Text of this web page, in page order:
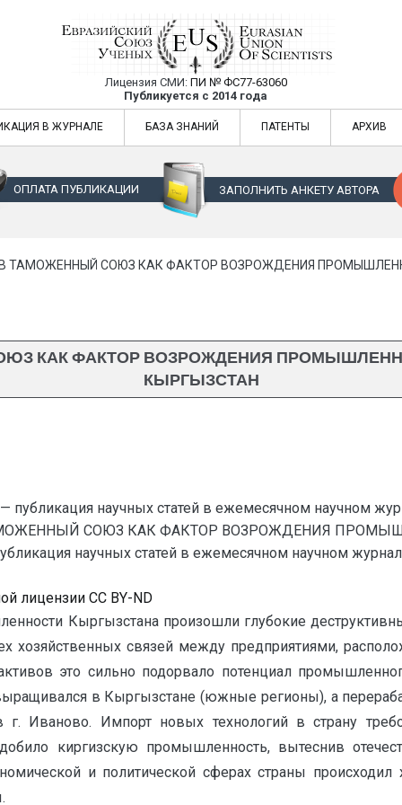
Евразийский Союз Ученых —
Лицензия СМИ: ПИ № ФС77-63060
Публикуется с 2014 года
Союз Ученых — публикация научных статей в
В ЖУРНАЛЕ БАЗА ЗНАНИЙ ПАТЕНТЫ АРХИВ
ОПЛАТА ПУБЛИКАЦИИ ЗАПОЛНИТЬ АНКЕТУ АВТОРА
ТАМОЖЕННЫЙ СОЮЗ КАК ФАКТОР ВОЗРОЖДЕНИЯ
КАК ФАКТОР ВОЗРОЖДЕНИЯ
КЫРГЫЗСТАН
публикация научных статей в ежемесячном научном
СОЮЗ КАК ФАКТОР ВОЗРОЖДЕНИЯ
научных статей в ежемесячном научном
лицензии CC BY-ND
Кыргызстана произошли глубокие
хозяйственных связей между предприятиями,
это сильно подорвало потенциал
в Кыргызстане (южные регионы), а
г. Иваново. Импорт новых технологий в страну
киргизскую промышленность, вытеснив
и политической сферах страны